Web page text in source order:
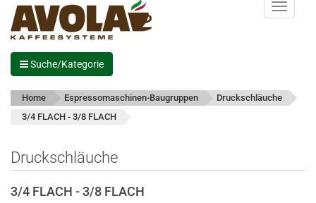
Menu
Suche/Kategorie
Home Espressomaschinen-Baugruppen
Druckschläuche
3/4 FLACH - 3/8 FLACH
Druckschläuche
3/4 FLACH - 3/8 FLACH